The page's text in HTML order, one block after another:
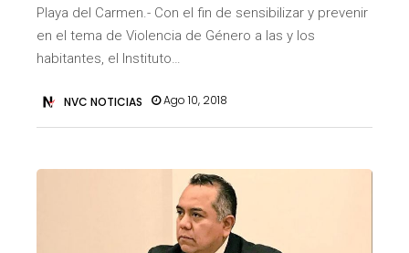
Playa del Carmen.- Con el fin de sensibilizar y prevenir
en el tema de Violencia de Género a las y los
habitantes, el Instituto…
NVC NOTICIAS Ago 10, 2018